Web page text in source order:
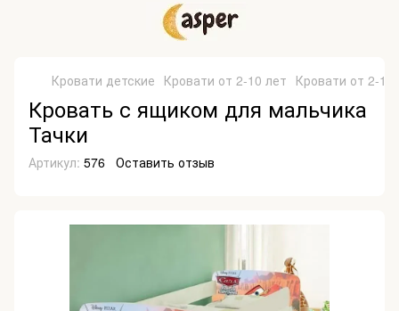
Кровати детские Кровати от 2-10 лет Кровати от 2-10
Кровать с ящиком для мальчика
Тачки
Артикул: 576 Оставить отзыв